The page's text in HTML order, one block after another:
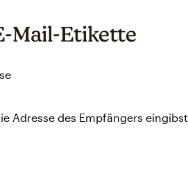
Mail-Etikette
Adresse des Empfängers eingibst